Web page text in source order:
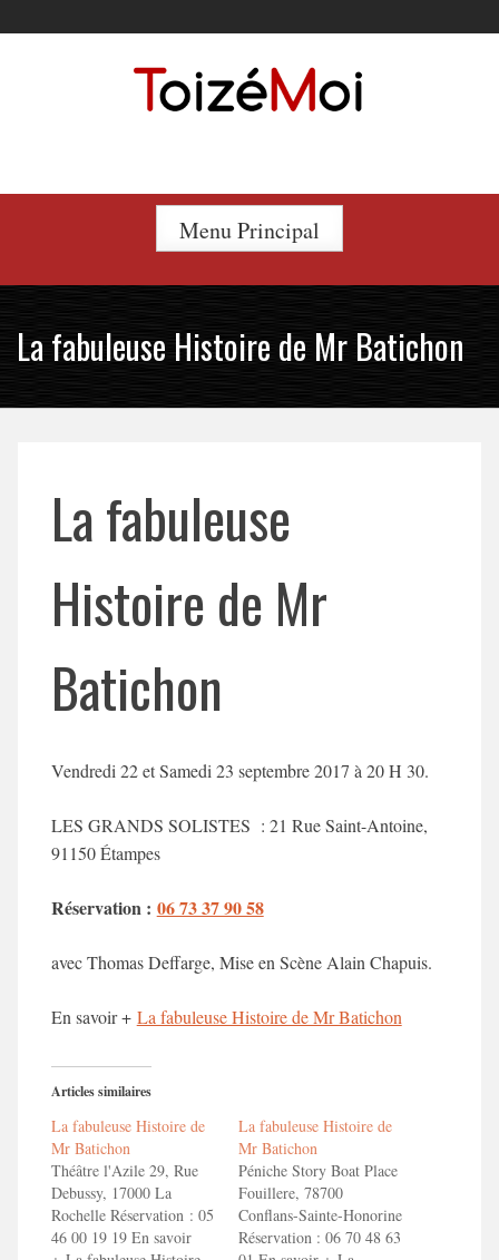
to
Menu Principal
La fabuleuse Histoire de Mr Batichon
La fabuleuse
Histoire de Mr
Batichon
Vendredi 22 et Samedi 23 septembre 2017 à 20 H 30.
LES GRANDS SOLISTES : 21 Rue Saint-Antoine,
91150 Étampes
Réservation : 06 73 37 90 58
avec Thomas Deffarge, Mise en Scène Alain Chapuis.
En savoir + La fabuleuse Histoire de Mr Batichon
Articles similaires
La fabuleuse Histoire de
Mr Batichon
Théâtre l'Azile 29, Rue
Debussy, 17000 La
Rochelle Réservation : 05
46 00 19 19 En savoir
La fabuleuse Histoire de
Mr Batichon
Péniche Story Boat Place
Fouillere, 78700
Conflans-Sainte-Honorine
Réservation : 06 70 48 63